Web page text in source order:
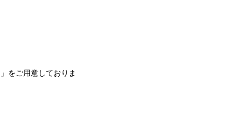
をご用意しておりま